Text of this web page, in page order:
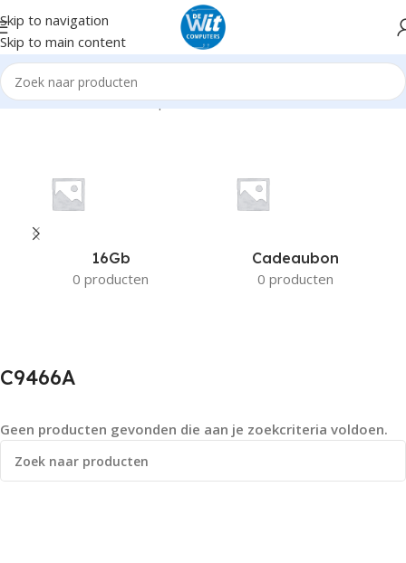
Skip to navigation
Skip to main content
Home Product Fabrikant productnummer C9466A
16Gb
0 producten
Cadeaubon
0 producten
C9466A
Geen producten gevonden die aan je zoekcriteria voldoen.